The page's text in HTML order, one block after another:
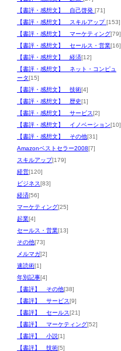
【書評・感想文】 自己啓発 [71]
【書評・感想文】 スキルアップ[153]
【書評・感想文】 マーケティング[79]
【書評・感想文】 セールス・営業[16]
【書評・感想文】 経済[12]
【書評・感想文】 ネット・コンピュ
ータ[15]
【書評・感想文】 技術[4]
【書評・感想文】 歴史[1]
【書評・感想文】 サービス[2]
【書評・感想文】 イノベーション[10]
【書評・感想文】 その他[31]
Amazonベストセラー2008[7]
スキルアップ[179]
経営[120]
ビジネス[83]
経済[56]
マーケティング[25]
起業[4]
セールス・営業[13]
その他[73]
メルマガ[2]
速読術[1]
年別記事[4]
【書評】 その他[38]
【書評】 サービス[9]
【書評】 セールス[21]
【書評】 マーケティング[52]
【書評】 小説[1]
【書評】 技術[5]